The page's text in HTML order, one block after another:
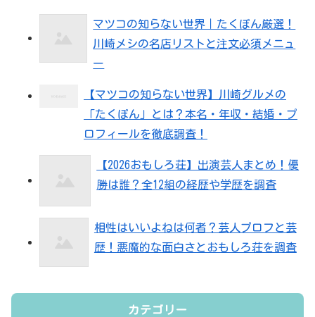
マツコの知らない世界｜たくぽん厳選！
川崎メシの名店リストと注文必須メニュ
ー
【マツコの知らない世界】川崎グルメの
「たくぽん」とは？本名・年収・結婚・プ
ロフィールを徹底調査！
【2026おもしろ荘】出演芸人まとめ！優
勝は誰？全12組の経歴や学歴を調査
相性はいいよねは何者？芸人プロフと芸
歴！悪魔的な面白さとおもしろ荘を調査
カテゴリー